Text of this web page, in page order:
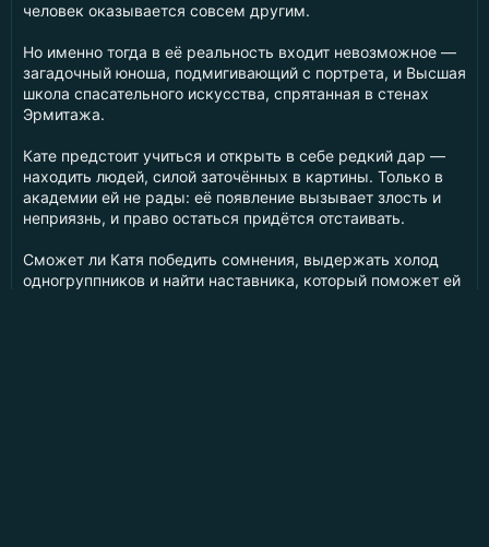
человек оказывается совсем другим.
Но именно тогда в её реальность входит невозможное —
загадочный юноша, подмигивающий с портрета, и Высшая
школа спасательного искусства, спрятанная в стенах
Эрмитажа.
Кате предстоит учиться и открыть в себе редкий дар —
находить людей, силой заточённых в картины. Только в
академии ей не рады: её появление вызывает злость и
неприязнь, и право остаться придётся отстаивать.
Сможет ли Катя победить сомнения, выдержать холод
одногруппников и найти наставника, который поможет ей